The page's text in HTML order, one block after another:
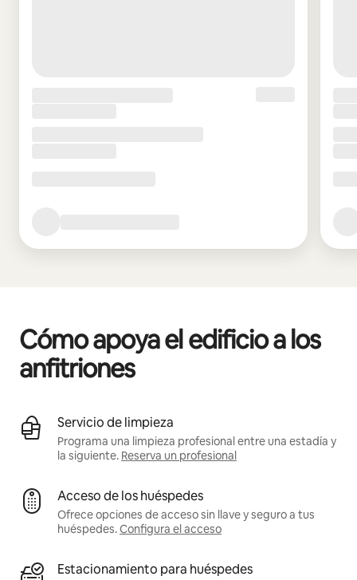
Cómo apoya el edificio a los
anfitriones
Servicio de limpieza
Programa una limpieza profesional entre una estadía y
la siguiente. Reserva un profesional
Acceso de los huéspedes
Ofrece opciones de acceso sin llave y seguro a tus
huéspedes.Configura el acceso
Estacionamiento para huéspedes